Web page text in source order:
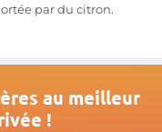
par du citron.
au meilleur
!